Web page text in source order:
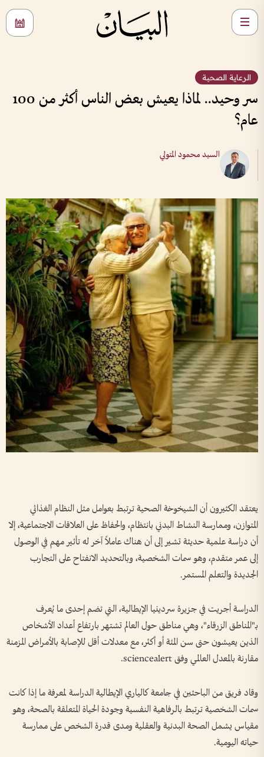
الرعاية الصحية
سر وحيد.. لماذا يعيش بعض الناس أكثر من 100
عام؟
السيد محمود المتولي
يعتقد الكثيرون أن الشيخوخة الصحية ترتبط بعوامل مثل النظام الغذائي
المتوازن، وممارسة النشاط البدني بانتظام، والحفاظ على العلاقات الاجتماعية، إلا
أن دراسة علمية حديثة تشير إلى أن هناك عاملاً آخر له تأثير مهم في الوصول
إلى عمر متقدم، وهو سمات الشخصية، وبالتحديد الانفتاح على التجارب
الجديدة والتعلم المستمر.
الدراسة أجريت في جزيرة سردينيا الإيطالية، التي تضم إحدى ما يُعرف
بـ"المناطق الزرقاء"، وهي مناطق حول العالم تشتهر بارتفاع أعداد الأشخاص
الذين يعيشون حتى سن المئة أو أكثر، مع معدلات أقل للإصابة بالأمراض المزمنة
مقارنة بالمعدل العالمي وفق sciencealert.
وقاد فريق من الباحثين في جامعة كالياري الإيطالية الدراسة لمعرفة ما إذا كانت
سمات الشخصية ترتبط بالرفاهية النفسية وجودة الحياة المتعلقة بالصحة، وهو
مقياس يشمل الصحة البدنية والعقلية ومدى قدرة الشخص على ممارسة
حياته اليومية.